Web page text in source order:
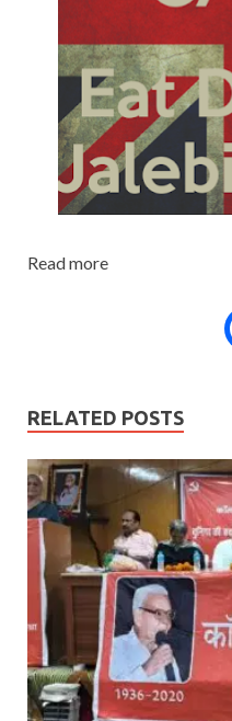
Read more
RELATED POSTS